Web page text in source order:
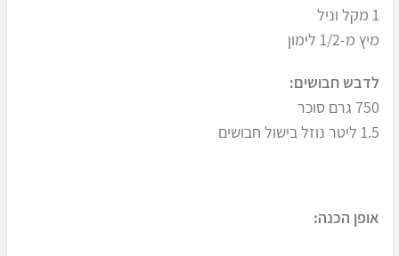
1 מקל וניל
מיץ מ-1/2 לימון
לדבש חבושים:
750 גרם סוכר
1.5 ליטר נוזל בישול חבושים
אופן הכנה: